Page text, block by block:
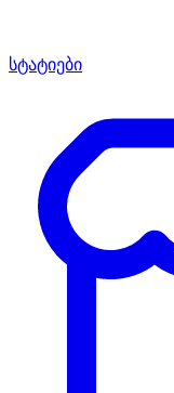
სტატიები